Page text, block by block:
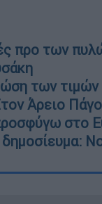
προ των
των
Άρειο
στο
δημοσίευμα: